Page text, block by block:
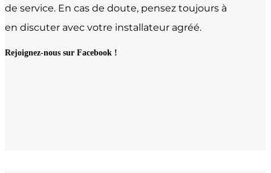
de service. En cas de doute, pensez toujours à
en discuter avec votre installateur agréé.
Rejoignez-nous sur Facebook !